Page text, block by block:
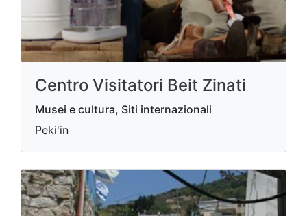
Centro Visitatori Beit Zinati
Musei e cultura, Siti internazionali
Peki'in